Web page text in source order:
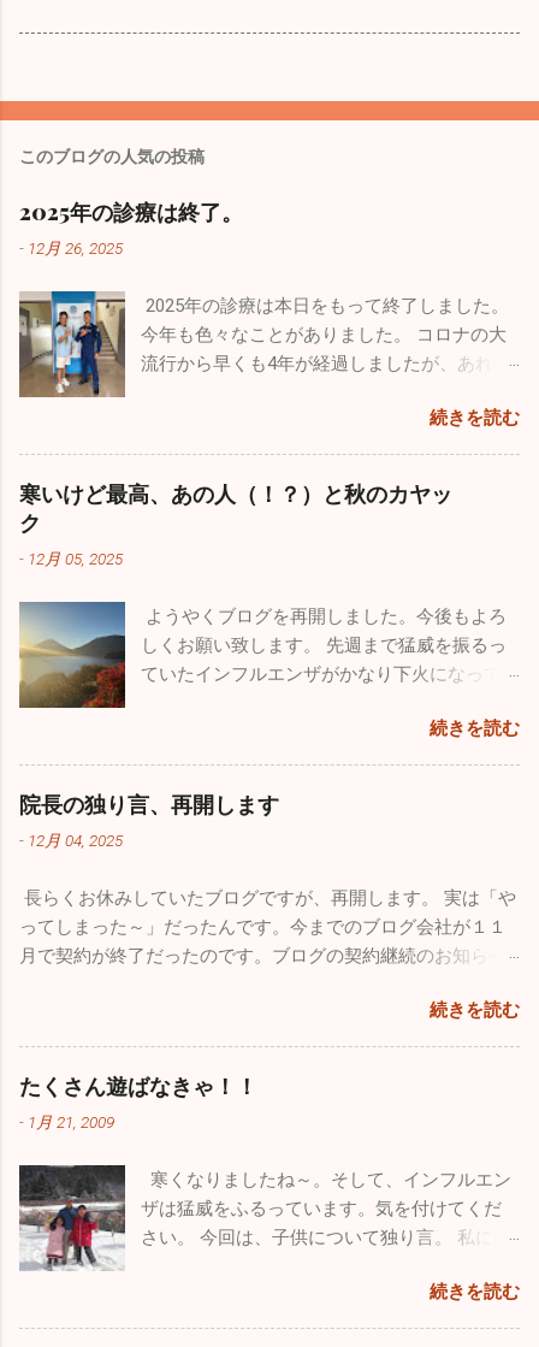
このブログの人気の投稿
2025年の診療は終了。
- 12月 26, 2025
2025年の診療は本日をもって終了しました。
今年も色々なことがありました。 コロナの大
流行から早くも4年が経過しましたが、あれか
あります。日本人の抵抗力が落ちちゃったの
ですかね。今年も１０月からインフルエンザ
が流行し、いまだにたくさんの罹患者が出て
います。１２月になって猛威を振るっている
休みなので、体調管理をしっかりやってくだ
さい。 今年も良いこと悪いこと色々ありまし
た。一番がっかりしたことはなんと言っても
たことです。自分のミスなので仕方はありま
せんが、大事な大事な財産がなくなってしま
い、物凄く落ち込みました。仕事の忙しさを
転、またこのブログをしっかりした素晴らし
いものに築き上げて行きたいと思っていま
す。 一番うれしかったことはこれ！！ 小学校
の頃から憧れていたブルーインパルス。ブル
飛行機が大好きで小さい時から父に連れられ
した。実はパイロットになりたくて、航空大
学・防衛大学の受験を考えていました。残念
ながら受験当時の視力は0.8、その頃はほとん
ました。パイロットの道は断腸の思いで諦め
続きを読む
寒いけど最高、あの人（！？）と秋のカヤッ
ク
- 12月 05, 2025
ようやくブログを再開しました。今後もよろ
しくお願い致します。 先週まで猛威を振るっ
ていたインフルエンザがかなり下火になって
診断を行ってきましたが、なんと欠席者ゼ
ロ！5～60人在籍しているの一人も休んでいま
だ学級閉鎖を行っている学校もあるようです
ログの新たな立ち上げ準備のため１１月は１
回も投稿していませんでしたが、１１月も
色々ありました。仲良しのあの人（！？）と
鼻科の長先生と紅葉カヤックツアーに出かけ
ました。 休診日の水曜日、早朝に横浜を出
発。富士五湖の本栖湖に赴きました。紅葉の
のカヤック）を持っていて「さあ始めよう」
と準備に入ったら自分が大ポカ。専用の空気
入れを忘れてしまいました。自分のカヤック
は出せなくなってしまい、長先生のカヤック
続きを読む
院長の独り言、再開します
- 12月 04, 2025
長らくお休みしていたブログですが、再開します。 実は「や
ってしまった～」だったんです。今までのブログ会社が１１
月で契約が終了だったのです。ブログの契約継続のお知らせ
書けなくなってしまいました。多くの人たちの力も借りて
色々対処したのですが、時すでに遅く今までのブログがすべ
て消えてしまいました。１７年間の自分の軌跡は一瞬で吹っ
飛んでしまいました。物凄い財産をなくした気分で落ち込み
ました。HPを管理している会社の方も、何とか復活できない
らダメでした。 ここで止まっても何も良いことがないのでス
パッとあきらめて、１からまた心機一転、素晴らしいブログ
になるよう頑張ります。大した情報を挙げることはできませ
んが、お暇なときにまたご覧になってください。 12/4の夜に
このブログを書いていますが、インフルエンザが嘘のように
収束し始めました。もちろんまだまだ罹患されている方はい
続きを読む
たくさん遊ばなきゃ！！
- 1月 21, 2009
寒くなりましたね～。そして、インフルエン
ザは猛威をふるっています。気を付けてくだ
さい。 今回は、子供について独り言。 私には
わがままで、憎たらしくもなってきました
が、とってもかわいい子供たちです。 休日は
続きを読む